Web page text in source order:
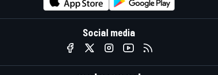
Social media